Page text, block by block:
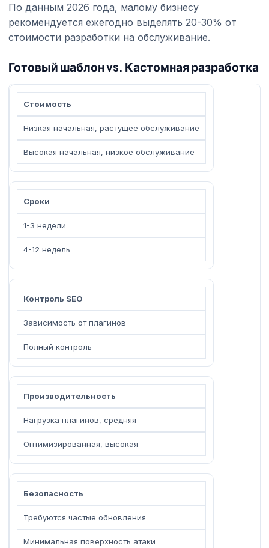
По данным 2026 года, малому бизнесу
рекомендуется ежегодно выделять 20-30% от
стоимости разработки на обслуживание.
Готовый шаблон vs. Кастомная разработка
Стоимость
Низкая начальная, растущее обслуживание
Высокая начальная, низкое обслуживание
Сроки
1-3 недели
4-12 недель
Контроль SEO
Зависимость от плагинов
Полный контроль
Производительность
Нагрузка плагинов, средняя
Оптимизированная, высокая
Безопасность
Требуются частые обновления
Минимальная поверхность атаки